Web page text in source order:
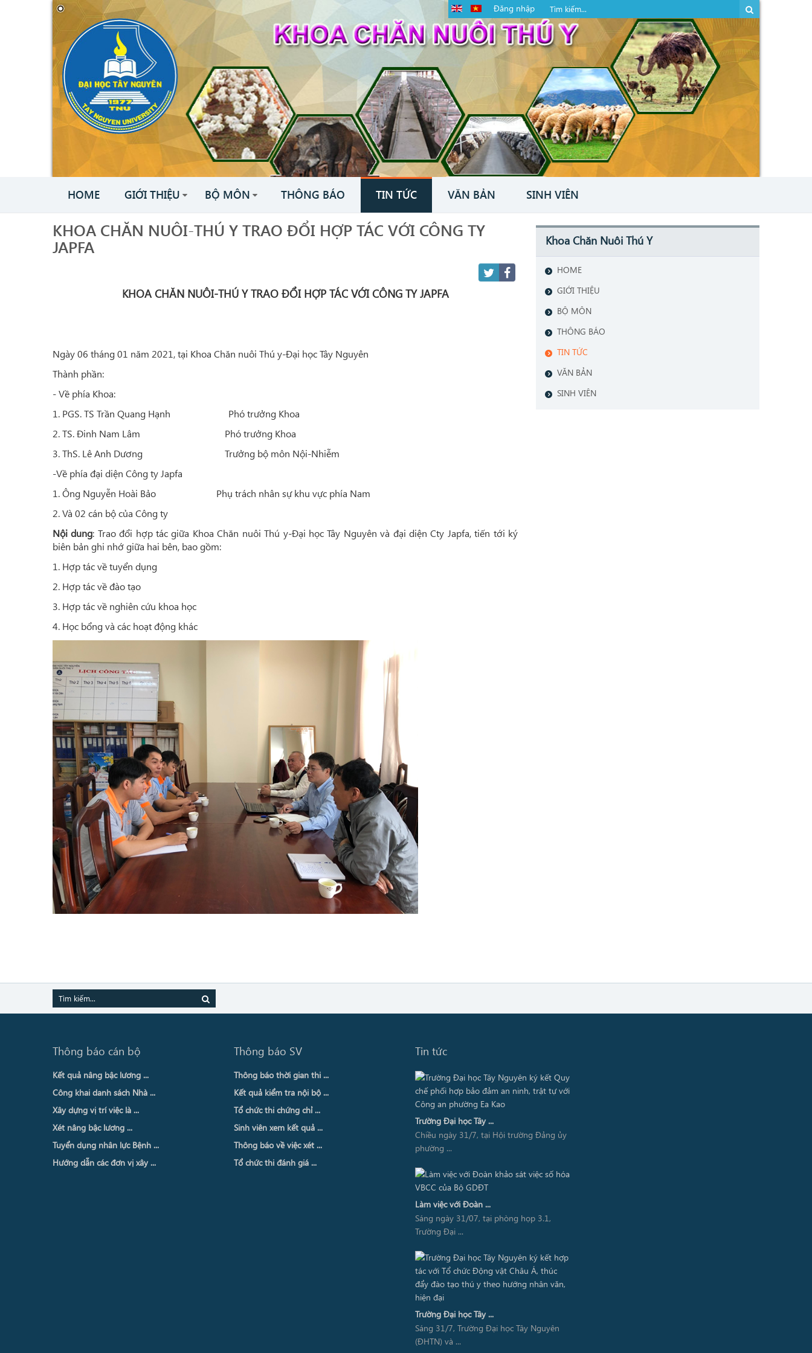
Đăng nhập
HOME GIỚI THIỆU BỘ MÔN THÔNG BÁO TIN TỨC VĂN BẢN SINH VIÊN
KHOA CHĂN NUÔI-THÚ Y TRAO ĐỔI HỢP TÁC VỚI CÔNG TY
JAPFA
KHOA CHĂN NUÔI-THÚ Y TRAO ĐỔI HỢP TÁC VỚI CÔNG TY JAPFA
Ngày 06 tháng 01 năm 2021, tại Khoa Chăn nuôi Thú y-Đại học Tây Nguyên
Thành phần:
- Về phía Khoa:
1. PGS. TS Trần Quang Hạnh Phó trưởng Khoa
2. TS. Đinh Nam Lâm Phó trưởng Khoa
3. ThS. Lê Anh Dương Trưởng bộ môn Nội-Nhiễm
-Về phía đại diện Công ty Japfa
1. Ông Nguyễn Hoài Bảo Phụ trách nhân sự khu vực phía Nam
2. Và 02 cán bộ của Công ty
Nội dung: Trao đổi hợp tác giữa Khoa Chăn nuôi Thú y-Đại học Tây Nguyên và đại diện Cty Japfa, tiến tới ký
biên bản ghi nhớ giữa hai bên, bao gồm:
1. Hợp tác về tuyển dụng
2. Hợp tác về đào tạo
3. Hợp tác về nghiên cứu khoa học
4. Học bổng và các hoạt động khác
Khoa Chăn Nuôi Thú Y
HOME
GIỚI THIỆU
BỘ MÔN
THÔNG BÁO
TIN TỨC
VĂN BẢN
SINH VIÊN
Thông báo cán bộ
Kết quả nâng bậc lương ...
Công khai danh sách Nhà ...
Xây dựng vị trí việc là ...
Xét nâng bậc lương ...
Tuyển dụng nhân lực Bệnh ...
Hướng dẫn các đơn vị xây ...
Thông báo SV
Thông báo thời gian thi ...
Kết quả kiểm tra nội bộ ...
Tổ chức thi chứng chỉ ...
Sinh viên xem kết quả ...
Thông báo về việc xét ...
Tổ chức thi đánh giá ...
Tin tức
Trường Đại học Tây ...
Chiều ngày 31/7, tại Hội trường Đảng ủy
phường ...
Làm việc với Đoàn ...
Sáng ngày 31/07, tại phòng họp 3.1,
Trường Đại ...
Trường Đại học Tây ...
Sáng 31/7, Trường Đại học Tây Nguyên
(ĐHTN) và ...